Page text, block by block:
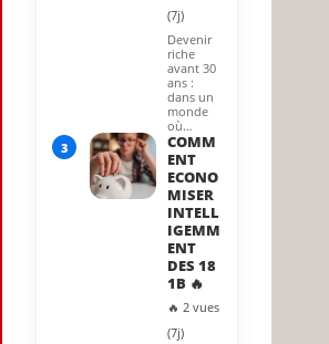
(7j)
Devenir
riche
avant 30
ans :
dans un
monde
où…
3
COMM
ENT
ECONO
MISER
INTELL
IGEMM
ENT
DES 18
1B 🔥
🔥 2 vues
(7j)